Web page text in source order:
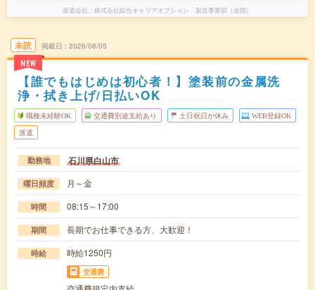
派遣会社 株式会社綜合キャリアオプション 製造事業部（全国）
未読
NEW
掲載日 2026/08/05
【誰でもはじめは初心者！】塗装前の金属洗
浄・拭き上げ/日払いOK
職種未経験OK 交通費別途支給あり 土日祝日が休み WEB登録OK
派遣
勤務地 石川県白山市
曜日頻度 月～金
時間 08:15～17:00
期間 長期でお仕事できる方、大歓迎！
時給 時給1250円
交通費